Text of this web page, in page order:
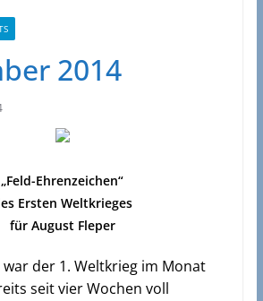
2014
„Feld-Ehrenzeichen“
Ersten Weltkrieges
für August Fleper
war der 1. Weltkrieg im Monat
seit vier Wochen voll